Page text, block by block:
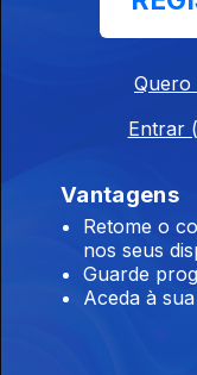
formou-se em
Reabilitação.
Joana Tavares
- Bélgica
23 dez. 2018
Quero
Entrar
Vantagens
Retome o
nos seus
Guarde
Aceda à